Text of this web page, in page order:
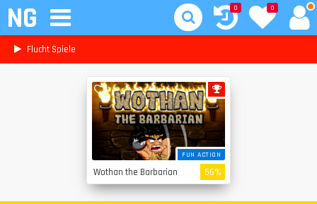
NG 0
0
Flucht Spiele
FUN ACTION
Wothan the Barbarian 56%